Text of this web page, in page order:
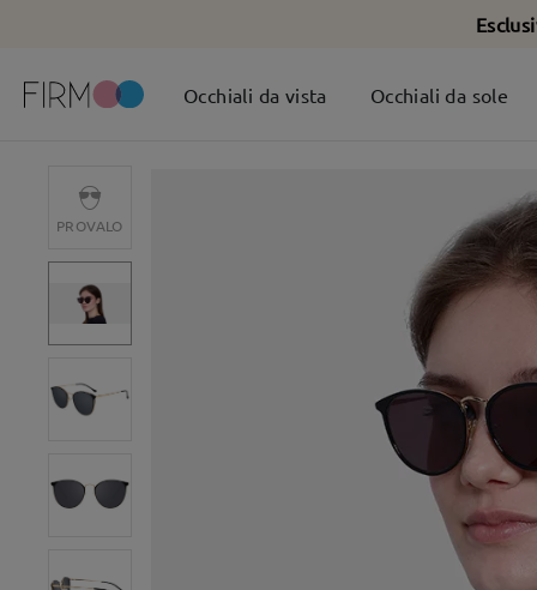
Occhiali da vista Occhiali da sole
PROVALO